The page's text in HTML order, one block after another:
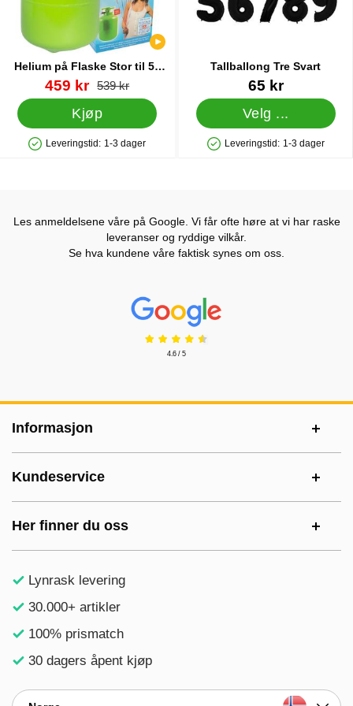
Helium på Flaske Stor til 50
Ballonger (20-25 cm)
Varenummer 13480
ny pris
459 kr gammel pris
539 kr
Kjøp
Produkttilgjengelighet: På lager
Leveringstid: 1-3 dager
Tallballong Tre Svart
Varenummer 5758
65 kr
Velg ...
Produkttilgjengelighet: På lager
Leveringstid: 1-3 dager
Les anmeldelsene våre på Google. Vi får ofte høre at vi har raske
leveranser og ryddige vilkår.
Se hva kundene våre faktisk synes om oss.
Prisjakt Vurdering: 4.6 Stjerne
4.6 / 5
Informasjon
Kundeservice
Her finner du oss
Lynrask levering
30.000+ artikler
100% prismatch
30 dagers åpent kjøp